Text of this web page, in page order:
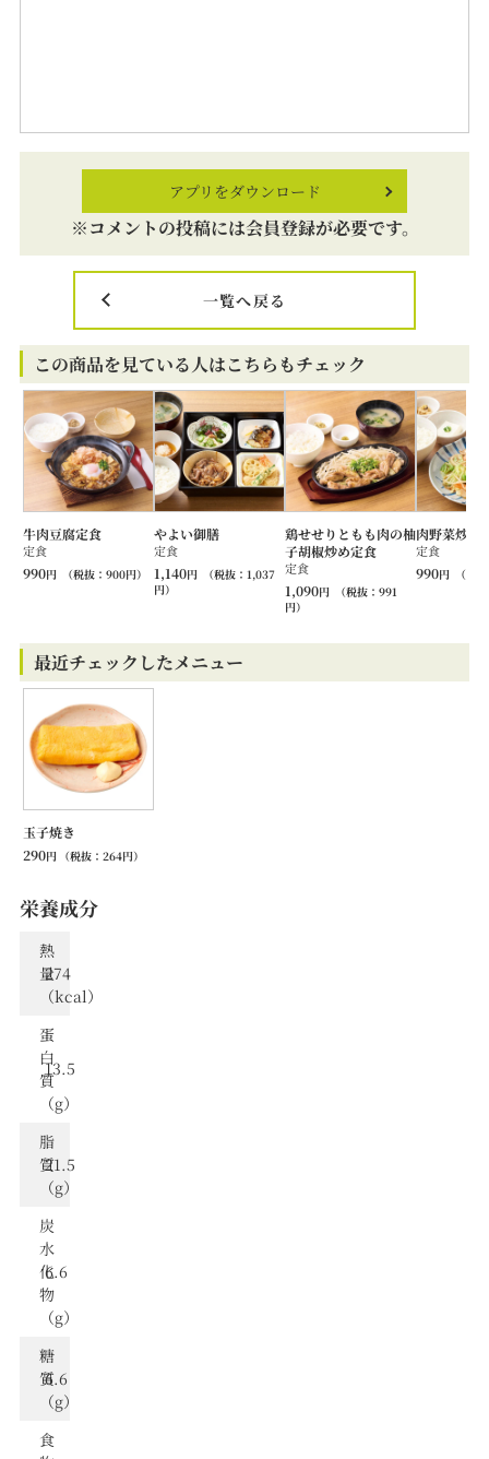
アプリをダウンロード
※コメントの投稿には会員登録が必要です。
一覧へ戻る
この商品を見ている人はこちらもチェック
牛肉豆腐定食
定食
990円 （税抜：900円）
やよい御膳
定食
1,140円 （税抜：1,037
円）
鶏せせりともも肉の柚
子胡椒炒め定食
定食
1,090円 （税抜：991
円）
肉野菜炒め
定食
990円 （税
最近チェックしたメニュー
玉子焼き
290円 （税抜：264円）
栄養成分
熱
量
（kcal）
274
蛋
⽩
質
（g）
13.5
脂
質
（g）
21.5
炭
⽔
化
物
（g）
6.6
糖
質
（g）
6.6
食